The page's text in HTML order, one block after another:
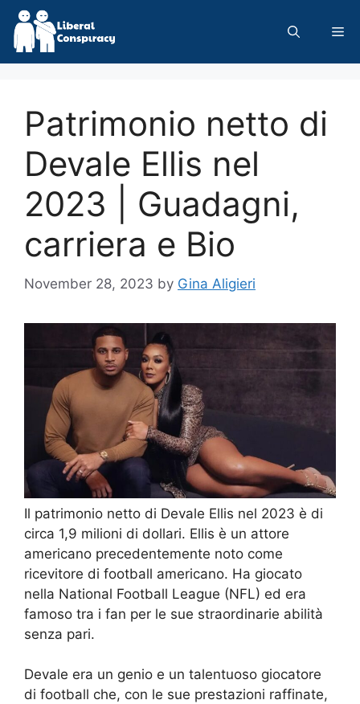
Skip
content
Patrimonio netto di
Devale Ellis nel
2023 | Guadagni,
carriera e Bio
November 28, 2023 by Gina Aligieri
Il patrimonio netto di Devale Ellis nel 2023 è di
circa 1,9 milioni di dollari. Ellis è un attore
americano precedentemente noto come
ricevitore di football americano. Ha giocato
nella National Football League (NFL) ed era
famoso tra i fan per le sue straordinarie abilità
senza pari.
Devale era un genio e un talentuoso giocatore
di football che, con le sue prestazioni raffinate,